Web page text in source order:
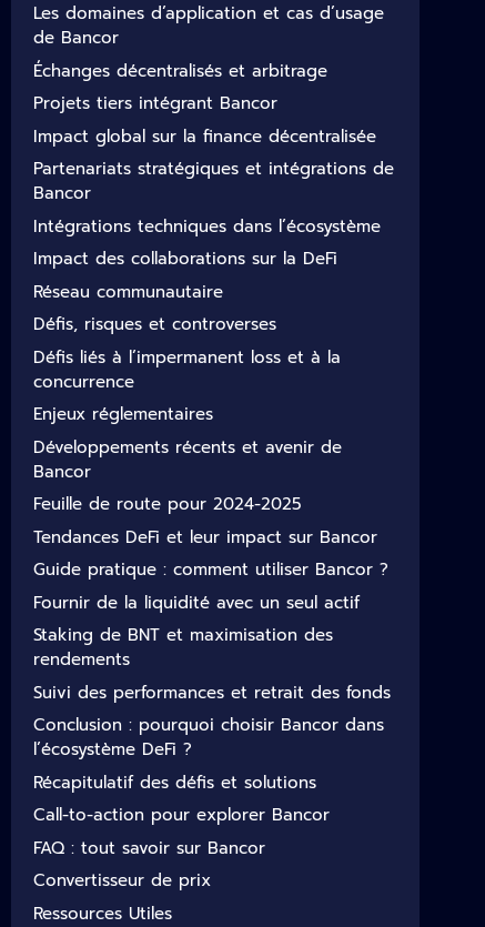
Les domaines d’application et cas d’usage
de Bancor
Échanges décentralisés et arbitrage
Projets tiers intégrant Bancor
Impact global sur la finance décentralisée
Partenariats stratégiques et intégrations de
Bancor
Intégrations techniques dans l’écosystème
Impact des collaborations sur la DeFi
Réseau communautaire
Défis, risques et controverses
Défis liés à l’impermanent loss et à la
concurrence
Enjeux réglementaires
Développements récents et avenir de
Bancor
Feuille de route pour 2024-2025
Tendances DeFi et leur impact sur Bancor
Guide pratique : comment utiliser Bancor ?
Fournir de la liquidité avec un seul actif
Staking de BNT et maximisation des
rendements
Suivi des performances et retrait des fonds
Conclusion : pourquoi choisir Bancor dans
l’écosystème DeFi ?
Récapitulatif des défis et solutions
Call-to-action pour explorer Bancor
FAQ : tout savoir sur Bancor
Convertisseur de prix
Ressources Utiles